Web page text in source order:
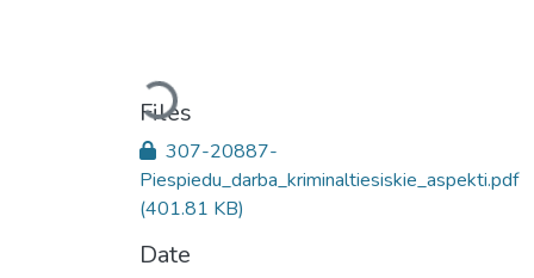
Loading...
Files
307-20887-
Piespiedu_darba_kriminaltiesiskie_aspekti.pdf
(401.81 KB)
Date